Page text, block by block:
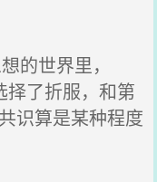
的世界里，
择了折服，和第
识算是某种程度